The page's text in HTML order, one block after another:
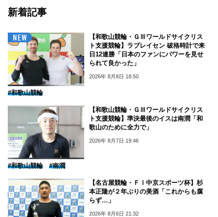
新着記事
【和歌山競輪・ＧⅢワールドサイクリス
ト支援競輪】ラブレイセン 破格時計で来
日12連勝「日本のファンにパワーを見せ
られて良かった」
2026年 8月8日 18:50
#和歌山競輪
【和歌山競輪・ＧⅢワールドサイクリス
ト支援競輪】準決最後のイスは南潤「和
歌山のために全力で」
2026年 8月7日 19:46
#和歌山競輪 #南潤
【名古屋競輪・ＦⅠ中京スポーツ杯】杉
本正隆が２年ぶりの美酒「これからも腐
らず…」
2026年 8月6日 21:32